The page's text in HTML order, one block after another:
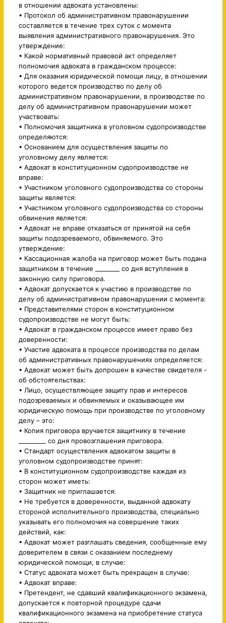
в отношении адвоката установлены:
• Протокол об административном правонарушении
составляется в течение трех суток с момента
выявления административного правонарушения. Это
утверждение:
• Какой нормативный правовой акт определяет
полномочия адвоката в гражданском процессе:
• Для оказания юридической помощи лицу, в отношении
которого ведется производство по делу об
административном правонарушении, в производстве по
делу об административном правонарушении может
участвовать:
• Полномочия защитника в уголовном судопроизводстве
определяются:
• Основанием для осуществления защиты по
уголовному делу является:
• Адвокат в конституционном судопроизводстве не
вправе:
• Участником уголовного судопроизводства со стороны
защиты является:
• Участником уголовного судопроизводства со стороны
обвинения является:
• Адвокат не вправе отказаться от принятой на себя
защиты подозреваемого, обвиняемого. Это
утверждение:
• Кассационная жалоба на приговор может быть подана
защитником в течение ________ со дня вступления в
законную силу приговора.
• Адвокат допускается к участию в производстве по
делу об административном правонарушении с момента:
• Представителями сторон в конституционном
судопроизводстве не могут быть:
• Адвокат в гражданском процессе имеет право без
доверенности:
• Участие адвоката в процессе производства по делам
об административных правонарушениях определяется:
• Адвокат может быть допрошен в качестве свидетеля -
об обстоятельствах:
• Лицо, осуществляющее защиту прав и интересов
подозреваемых и обвиняемых и оказывающее им
юридическую помощь при производстве по уголовному
делу – это:
• Копия приговора вручается защитнику в течение
_________ со дня провозглашения приговора.
• Стандарт осуществления адвокатом защиты в
уголовном судопроизводстве принят:
• В конституционном судопроизводстве каждая из
сторон может иметь:
• Защитник не приглашается:
• Не требуется в доверенности, выданной адвокату
стороной исполнительного производства, специально
указывать его полномочия на совершение таких
действий, как:
• Адвокат может разглашать сведения, сообщенные ему
доверителем в связи с оказанием последнему
юридической помощи, в случае:
• Статус адвоката может быть прекращен в случае:
• Адвокат вправе:
• Претендент, не сдавший квалификационного экзамена,
допускается к повторной процедуре сдачи
квалификационного экзамена на приобретение статуса